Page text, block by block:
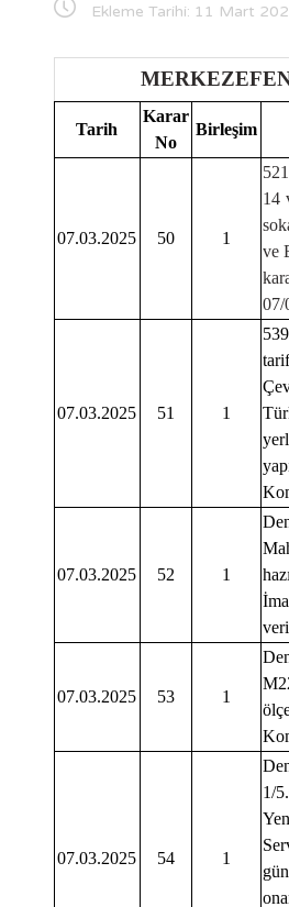
Ekleme Tarihi: 11 Mart
Tarih
Karar
No
Birleşim
07.03.2025 50 1
14
ve
07/
07.03.2025 51 1
07.03.2025 52 1
07.03.2025 53 1
07.03.2025 54 1
1/